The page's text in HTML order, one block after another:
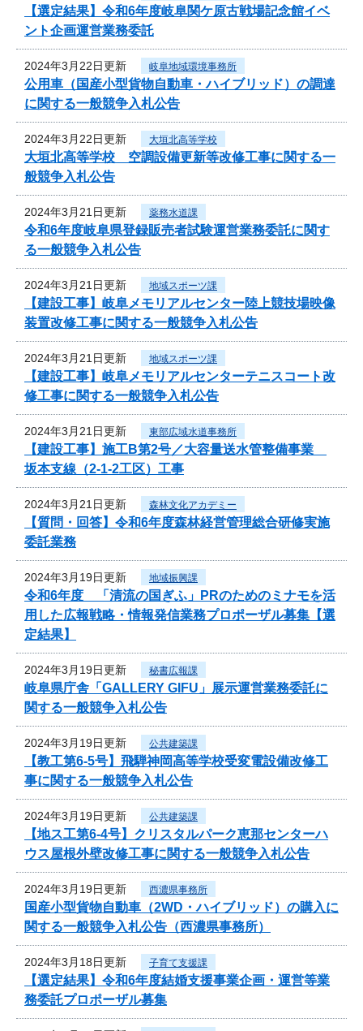
【選定結果】令和6年度岐阜関ケ原古戦場記念館イベ
ント企画運営業務委託
2024年3月22日更新 岐阜地域環境事務所
公用車（国産小型貨物自動車・ハイブリッド）の調達
に関する一般競争入札公告
2024年3月22日更新 大垣北高等学校
大垣北高等学校 空調設備更新等改修工事に関する一
般競争入札公告
2024年3月21日更新 薬務水道課
令和6年度岐阜県登録販売者試験運営業務委託に関す
る一般競争入札公告
2024年3月21日更新 地域スポーツ課
【建設工事】岐阜メモリアルセンター陸上競技場映像
装置改修工事に関する一般競争入札公告
2024年3月21日更新 地域スポーツ課
【建設工事】岐阜メモリアルセンターテニスコート改
修工事に関する一般競争入札公告
2024年3月21日更新 東部広域水道事務所
【建設工事】施工B第2号／大容量送水管整備事業
坂本支線（2-1-2工区）工事
2024年3月21日更新 森林文化アカデミー
【質問・回答】令和6年度森林経営管理総合研修実施
委託業務
2024年3月19日更新 地域振興課
令和6年度 「清流の国ぎふ」PRのためのミナモを活
用した広報戦略・情報発信業務プロポーザル募集【選
定結果】
2024年3月19日更新 秘書広報課
岐阜県庁舎「GALLERY GIFU」展示運営業務委託に
関する一般競争入札公告
2024年3月19日更新 公共建築課
【教工第6-5号】飛騨神岡高等学校受変電設備改修工
事に関する一般競争入札公告
2024年3月19日更新 公共建築課
【地ス工第6-4号】クリスタルパーク恵那センターハ
ウス屋根外壁改修工事に関する一般競争入札公告
2024年3月19日更新 西濃県事務所
国産小型貨物自動車（2WD・ハイブリッド）の購入に
関する一般競争入札公告（西濃県事務所）
2024年3月18日更新 子育て支援課
【選定結果】令和6年度結婚支援事業企画・運営等業
務委託プロポーザル募集